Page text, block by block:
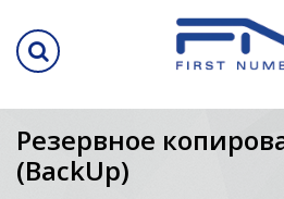
Резервное
(BackUp)